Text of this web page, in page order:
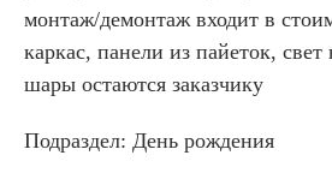
монтаж/демонтаж входит в
каркас, панели из пайеток, свет
шары остаются заказчику
Подраздел: День рождения